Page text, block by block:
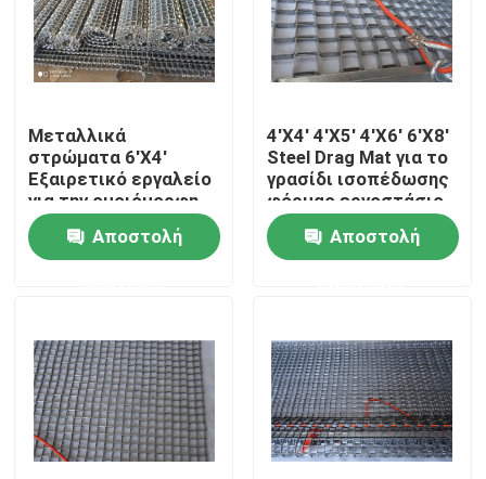
VR παρουσιάστε
Σχετικά με εμάς
Γύρος εργοστασίων
Ποιοτικός έλεγχος
Ειδήσεις
ενωμένη στενά περίφραξη πλέγματος
Μεταλλικά
στρώματα 6'X4'
Εξαιρετικό εργαλείο
για την ομοιόμορφη
διάδοση του εδάφους
και της άμμου
Αποστολή
4'X4' 4'X5' 4'X6' 6'X8'
Steel Drag Mat για το
γρασίδι ισοπέδωσης
φόρμας εργοστάσιο
προμήθειας
Αποστολή